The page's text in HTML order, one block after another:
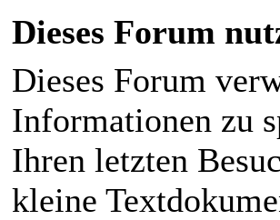
Dieses Forum
Dieses Forum
Informationen zu
Ihren letzten
kleine